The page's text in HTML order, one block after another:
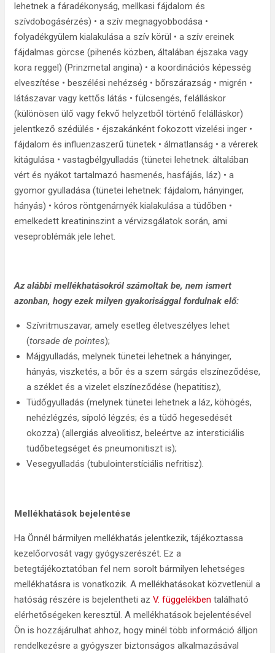
lehetnek a fáradékonyság, mellkasi fájdalom és
szívdobogásérzés) • a szív megnagyobbodása •
folyadékgyülem kialakulása a szív körül • a szív ereinek
fájdalmas görcse (pihenés közben, általában éjszaka vagy
kora reggel) (Prinzmetal angina) • a koordinációs képesség
elveszítése • beszélési nehézség • bőrszárazság • migrén •
látászavar vagy kettős látás • fülcsengés, felálláskor
(különösen ülő vagy fekvő helyzetből történő felálláskor)
jelentkező szédülés • éjszakánként fokozott vizelési inger •
fájdalom és influenzaszerű tünetek • álmatlanság • a vérerek
kitágulása • vastagbélgyulladás (tünetei lehetnek: általában
vért és nyákot tartalmazó hasmenés, hasfájás, láz) • a
gyomor gyulladása (tünetei lehetnek: fájdalom, hányinger,
hányás) • kóros röntgenárnyék kialakulása a tüdőben •
emelkedett kreatininszint a vérvizsgálatok során, ami
veseproblémák jele lehet.
Az alábbi mellékhatásokról számoltak be, nem ismert
azonban, hogy ezek milyen gyakorisággal fordulnak elő:
Szívritmuszavar, amely esetleg életveszélyes lehet
(torsade de pointes);
Májgyulladás, melynek tünetei lehetnek a hányinger,
hányás, viszketés, a bőr és a szem sárgás elszíneződése,
a széklet és a vizelet elszíneződése (hepatitisz),
Tüdőgyulladás (melynek tünetei lehetnek a láz, köhögés,
nehézlégzés, sípoló légzés; és a tüdő hegesedését
okozza) (allergiás alveolitisz, beleértve az intersticiális
tüdőbetegséget és pneumonitiszt is);
Vesegyulladás (tubulointerstíciális nefritisz).
Mellékhatások bejelentése
Ha Önnél bármilyen mellékhatás jelentkezik, tájékoztassa
kezelőorvosát vagy gyógyszerészét. Ez a
betegtájékoztatóban fel nem sorolt bármilyen lehetséges
mellékhatásra is vonatkozik. A mellékhatásokat közvetlenül a
hatóság részére is bejelentheti az V. függelékben található
elérhetőségeken keresztül. A mellékhatások bejelentésével
Ön is hozzájárulhat ahhoz, hogy minél több információ álljon
rendelkezésre a gyógyszer biztonságos alkalmazásával